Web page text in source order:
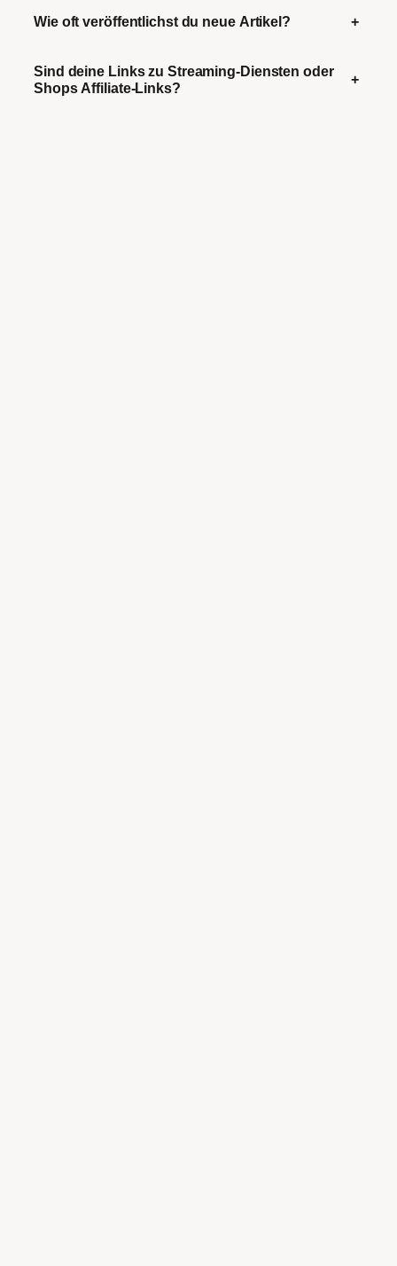
Wie oft veröffentlichst du neue Artikel? +
Sind deine Links zu Streaming-Diensten oder
Shops Affiliate-Links?
+